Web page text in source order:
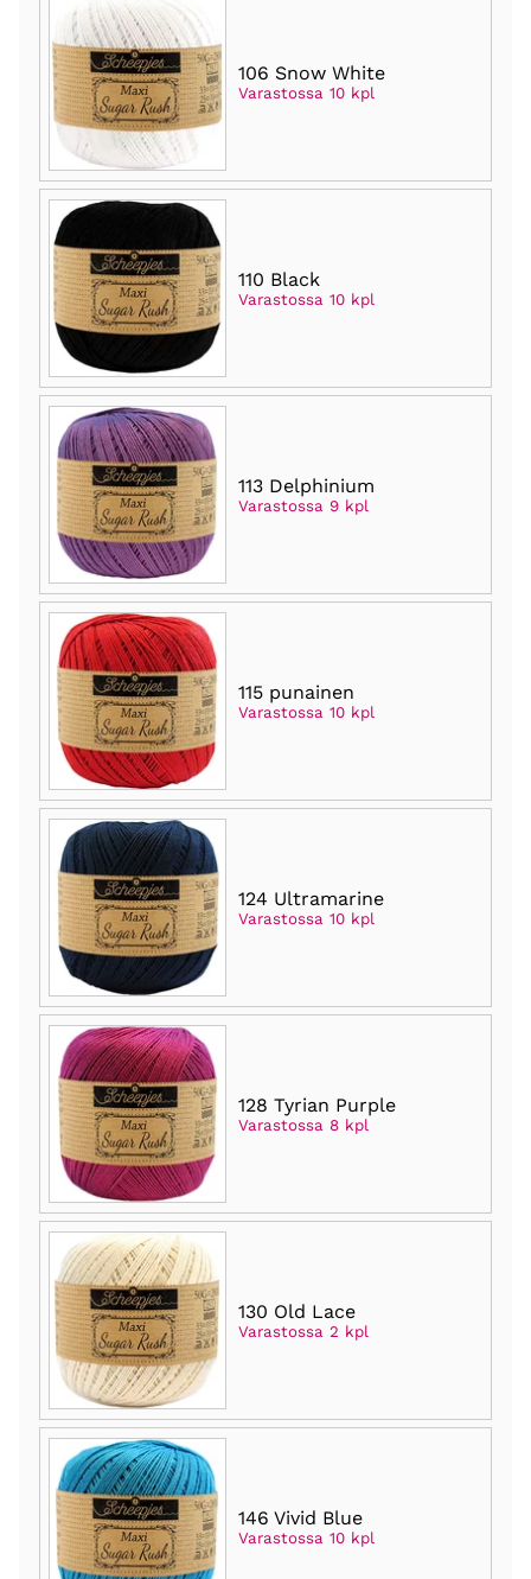
106 Snow White
Varastossa 10 kpl
110 Black
Varastossa 10 kpl
113 Delphinium
Varastossa 9 kpl
115 punainen
Varastossa 10 kpl
124 Ultramarine
Varastossa 10 kpl
128 Tyrian Purple
Varastossa 8 kpl
130 Old Lace
Varastossa 2 kpl
146 Vivid Blue
Varastossa 10 kpl